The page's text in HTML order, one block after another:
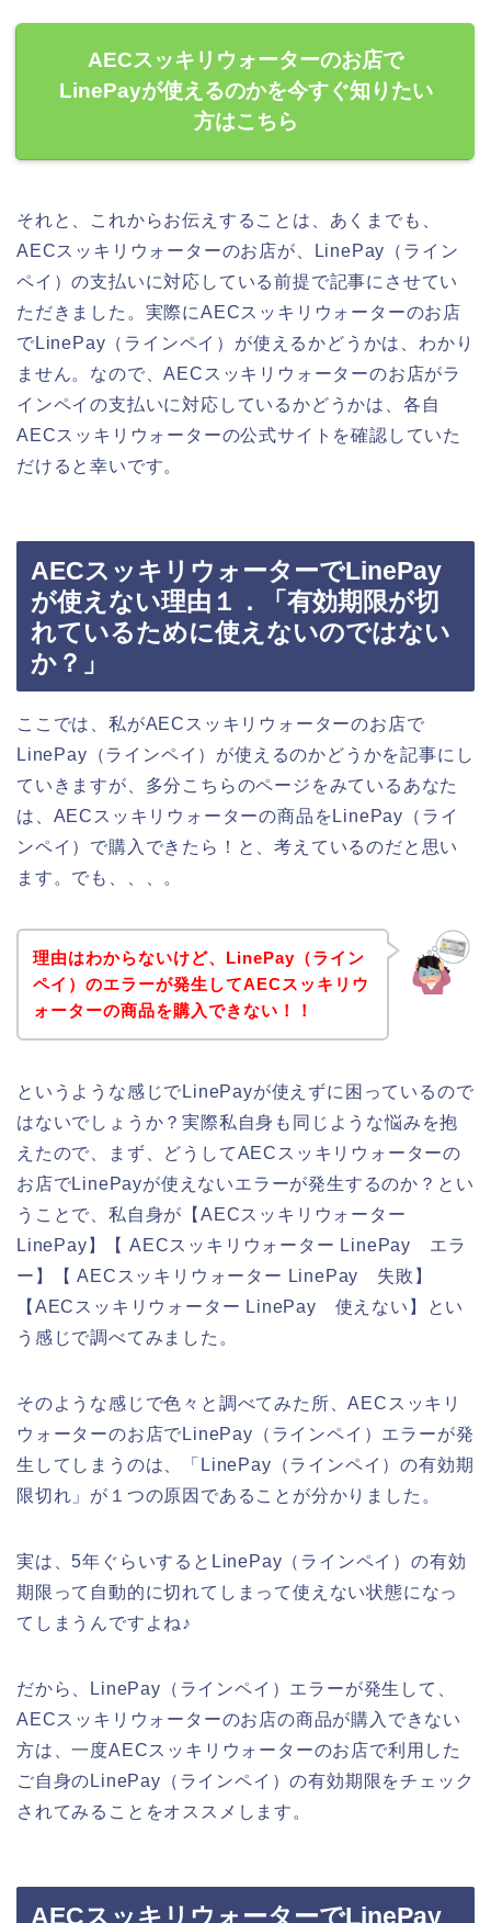
AECスッキリウォーターのお店で
LinePayが使えるのかを今すぐ知りたい
方はこちら
それと、これからお伝えすることは、あくまでも、
AECスッキリウォーターのお店が、LinePay（ライン
ペイ）の支払いに対応している前提で記事にさせてい
ただきました。実際にAECスッキリウォーターのお店
でLinePay（ラインペイ）が使えるかどうかは、わかり
ません。なので、AECスッキリウォーターのお店がラ
インペイの支払いに対応しているかどうかは、各自
AECスッキリウォーターの公式サイトを確認していた
だけると幸いです。
AECスッキリウォーターでLinePay
が使えない理由１．「有効期限が切
れているために使えないのではない
か？」
ここでは、私がAECスッキリウォーターのお店で
LinePay（ラインペイ）が使えるのかどうかを記事にし
ていきますが、多分こちらのページをみているあなた
は、AECスッキリウォーターの商品をLinePay（ライ
ンペイ）で購入できたら！と、考えているのだと思い
ます。でも、、、。
理由はわからないけど、LinePay（ライン
ペイ）のエラーが発生してAECスッキリウ
ォーターの商品を購入できない！！
というような感じでLinePayが使えずに困っているので
はないでしょうか？実際私自身も同じような悩みを抱
えたので、まず、どうしてAECスッキリウォーターの
お店でLinePayが使えないエラーが発生するのか？とい
うことで、私自身が【AECスッキリウォーター
LinePay】【 AECスッキリウォーター LinePay エラ
ー】【 AECスッキリウォーター LinePay 失敗】
【AECスッキリウォーター LinePay 使えない】とい
う感じで調べてみました。
そのような感じで色々と調べてみた所、AECスッキリ
ウォーターのお店でLinePay（ラインペイ）エラーが発
生してしまうのは、「LinePay（ラインペイ）の有効期
限切れ」が１つの原因であることが分かりました。
実は、5年ぐらいするとLinePay（ラインペイ）の有効
期限って自動的に切れてしまって使えない状態になっ
てしまうんですよね♪
だから、LinePay（ラインペイ）エラーが発生して、
AECスッキリウォーターのお店の商品が購入できない
方は、一度AECスッキリウォーターのお店で利用した
ご自身のLinePay（ラインペイ）の有効期限をチェック
されてみることをオススメします。
AECスッキリウォーターでLinePay